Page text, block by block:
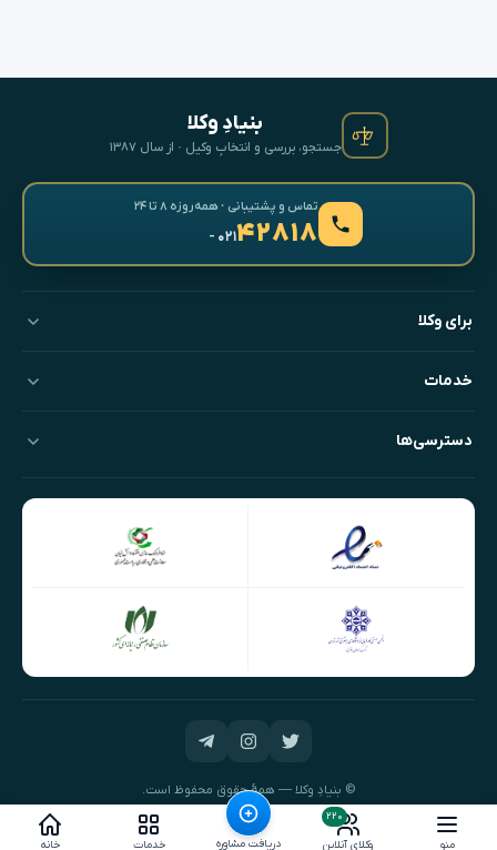
منو
۲۲۰
وکلای آنلاین
دریافت مشاوره خدمات خانه
بنیادِ وکلا
جستجو، بررسی و انتخابِ وکیل · از سال ۱۳۸۷
تماس و پشتیبانی · همه‌روزه ۸ تا ۲۴
۴۲۸۱۸- ۰۲۱
برای وکلا
خدمات
دسترسی‌ها
© بنیادِ وکلا — همهٔ حقوق محفوظ است.
طراحی و توسعه:نیک‌داده‌پرداز